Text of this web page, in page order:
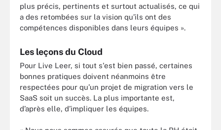
plus précis, pertinents et surtout actualisés, ce qui
a des retombées sur la vision qu’ils ont des
compétences disponibles dans leurs équipes ».
Les leçons du Cloud
Pour Live Leer, si tout s'est bien passé, certaines
bonnes pratiques doivent néanmoins être
respectées pour qu’un projet de migration vers le
SaaS soit un succès. La plus importante est,
d’après elle, d’impliquer les équipes.